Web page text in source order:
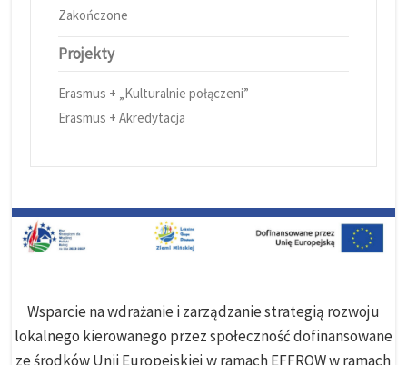
Zakończone
Projekty
Erasmus + „Kulturalnie połączeni”
Erasmus + Akredytacja
Wsparcie na wdrażanie i zarządzanie strategią rozwoju
lokalnego kierowanego przez społeczność dofinansowane
ze środków Unii Europejskiej w ramach EFFROW w ramach